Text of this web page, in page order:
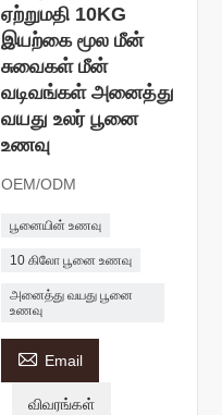
ஏற்றுமதி 10KG
இயற்கை மூல மீன்
சுவைகள் மீன்
வடிவங்கள் அனைத்து
வயது உலர் பூனை
உணவு
OEM/ODM
பூனையின் உணவு
10 கிலோ பூனை உணவு
அனைத்து வயது பூனை
உணவு
 Email
விவரங்கள்